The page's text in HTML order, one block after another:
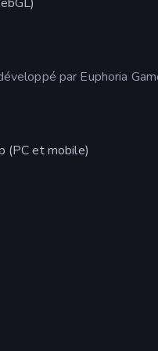
par Euphoria
(PC et mobile)